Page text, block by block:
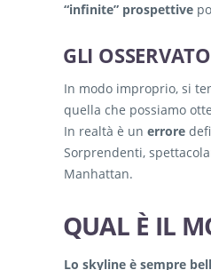
“infinite” prospettive
GLI
In modo improprio, si
quella che possiamo
In realtà è un errore
Sorprendenti,
Manhattan.
QUAL È IL
Lo skyline è sempre